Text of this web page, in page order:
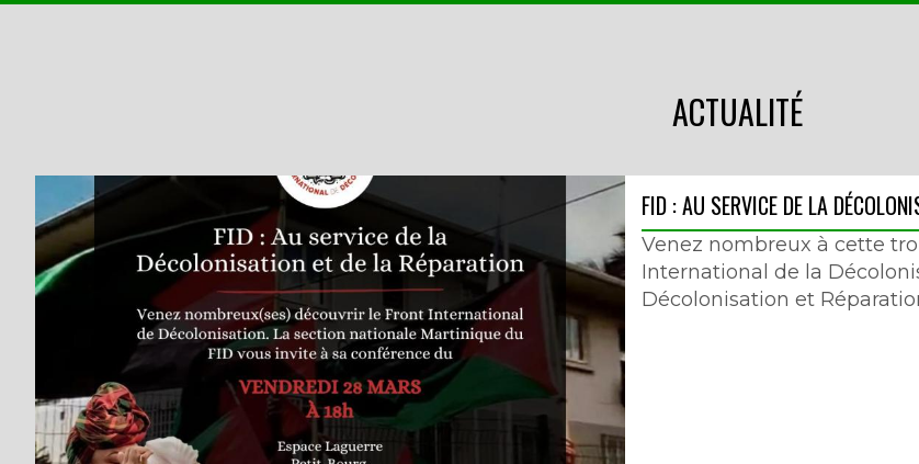
ACTUALITÉ
FID : AU SERVICE DE LA
Venez nombreux à cette
International de la
Décolonisation et